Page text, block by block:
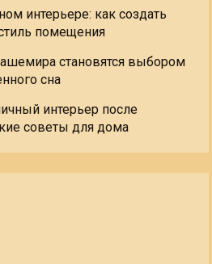
интерьере: как создать
помещения
становятся выбором
сна
интерьер после
советы для дома